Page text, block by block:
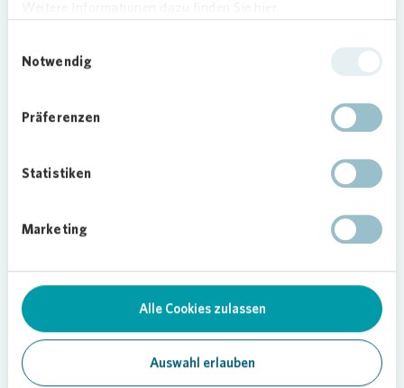
Notwendig
Präferenzen
Statistiken
Marketing
Alle Cookies zulassen
Auswahl erlauben
Obermeiderich
aufeinander und hier ist auch der
Landschaftspark Duisburg-Nord angesiedelt – der